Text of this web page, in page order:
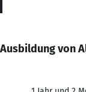
Ausbildung von